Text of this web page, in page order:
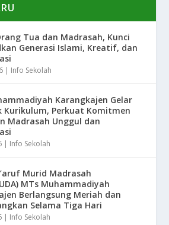
Tua dan Madrasah, Kunci
Generasi Islami, Kreatif, dan
| Info Sekolah
Karangkajen Gelar
Kurikulum, Perkuat Komitmen
Madrasah Unggul dan
| Info Sekolah
Murid Madrasah
MTs Muhammadiyah
Berlangsung Meriah dan
Selama Tiga Hari
| Info Sekolah